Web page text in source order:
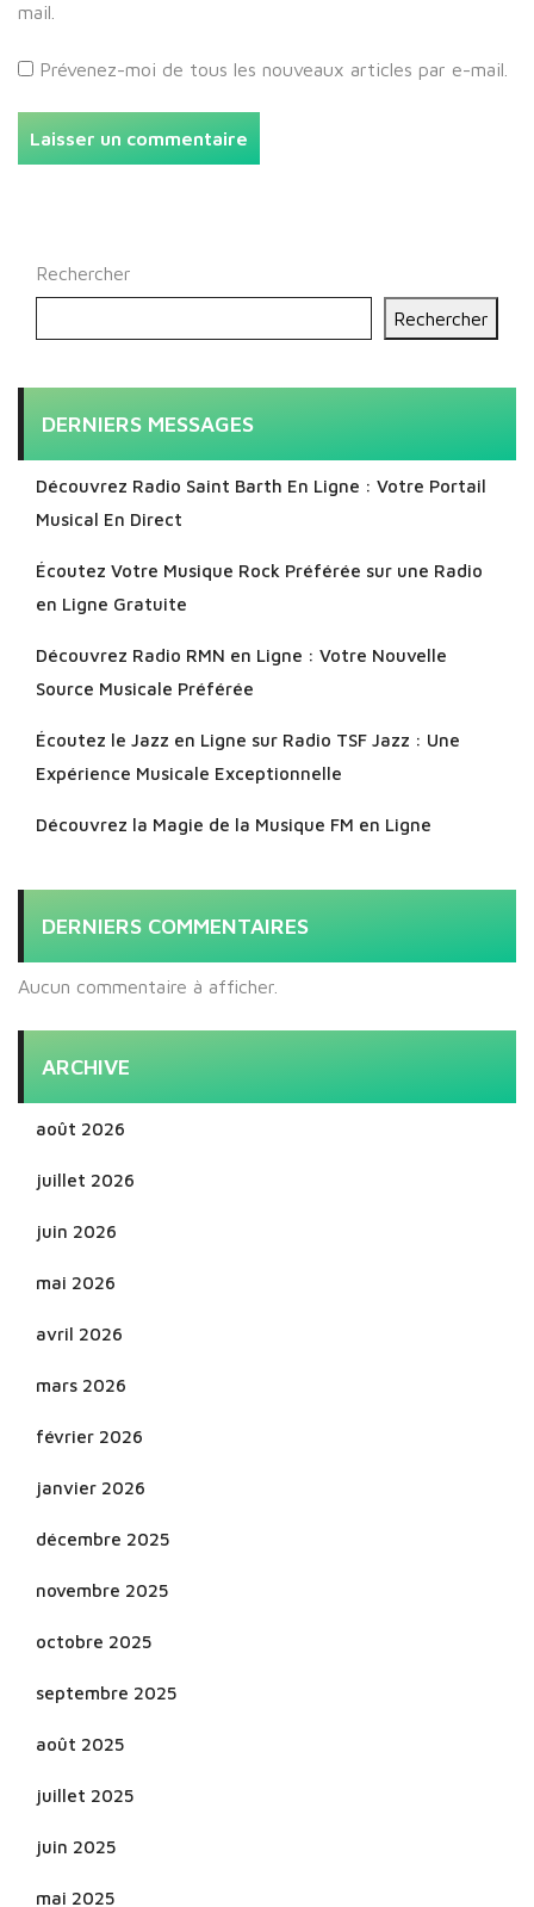
mail.
Prévenez-moi de tous les nouveaux articles par e-mail.
Rechercher
Rechercher
DERNIERS MESSAGES
Découvrez Radio Saint Barth En Ligne : Votre Portail
Musical En Direct
Écoutez Votre Musique Rock Préférée sur une Radio
en Ligne Gratuite
Découvrez Radio RMN en Ligne : Votre Nouvelle
Source Musicale Préférée
Écoutez le Jazz en Ligne sur Radio TSF Jazz : Une
Expérience Musicale Exceptionnelle
Découvrez la Magie de la Musique FM en Ligne
DERNIERS COMMENTAIRES
Aucun commentaire à afficher.
ARCHIVE
août 2026
juillet 2026
juin 2026
mai 2026
avril 2026
mars 2026
février 2026
janvier 2026
décembre 2025
novembre 2025
octobre 2025
septembre 2025
août 2025
juillet 2025
juin 2025
mai 2025